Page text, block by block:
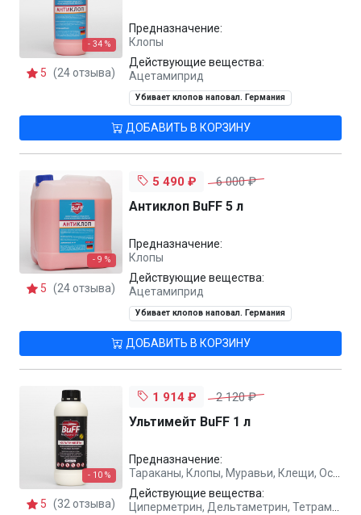
- 34 %
5 (24 отзыва)
Предназначение:
Клопы
Действующие вещества:
Ацетамиприд
Убивает клопов наповал. Германия
ДОБАВИТЬ В КОРЗИНУ
- 9 %
5 (24 отзыва)
5 490 ₽ 6 000 ₽
Антиклоп BuFF 5 л
Предназначение:
Клопы
Действующие вещества:
Ацетамиприд
Убивает клопов наповал. Германия
ДОБАВИТЬ В КОРЗИНУ
- 10 %
5 (32 отзыва)
1 914 ₽ 2 120 ₽
Ультимейт BuFF 1 л
Предназначение:
Тараканы, Клопы, Муравьи, Клещи, Осы, Комары, Блохи, Мухи
Действующие вещества:
Циперметрин, Дельтаметрин, Тетраметрин, Метаборная кислота